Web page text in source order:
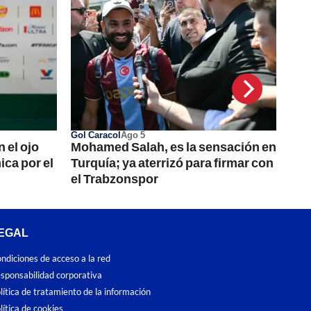
el ojo
por el
Gol CaracolAgo 5
Mohamed Salah, es la sensación en
Turquía; ya aterrizó para firmar con
el Trabzonspor
de acceso a la red
corporativa
de tratamiento de la información
de cookies